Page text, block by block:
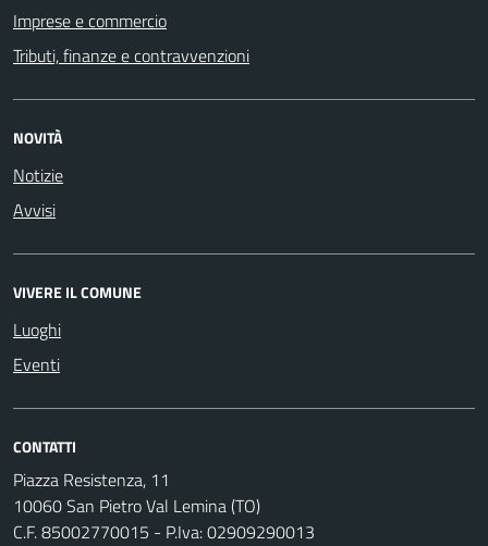
Imprese e commercio
Tributi, finanze e contravvenzioni
NOVITÀ
Notizie
Avvisi
VIVERE IL COMUNE
Luoghi
Eventi
CONTATTI
Piazza Resistenza, 11
10060 San Pietro Val Lemina (TO)
C.F. 85002770015 - P.Iva: 02909290013